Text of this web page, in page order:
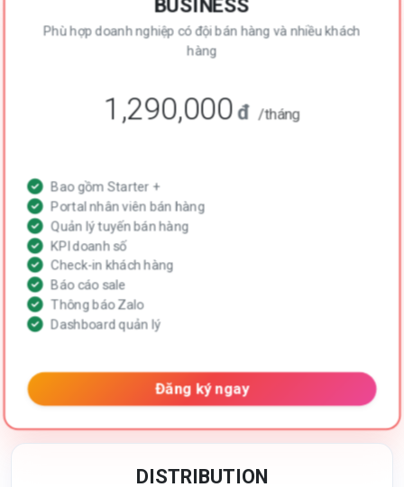
BUSINESS
Phù hợp doanh nghiệp có đội bán hàng và nhiều khách
hàng
1,290,000đ /tháng
Bao gồm Starter +
Portal nhân viên bán hàng
Quản lý tuyến bán hàng
KPI doanh số
Check-in khách hàng
Báo cáo sale
Thông báo Zalo
Dashboard quản lý
Đăng ký ngay
DISTRIBUTION